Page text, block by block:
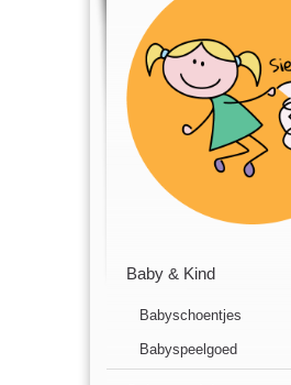
Baby & Kind
Babyschoentjes
Babyspeelgoed